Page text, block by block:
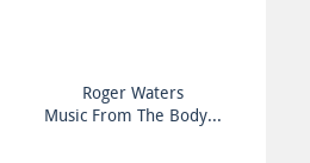
Roger Waters
Music From The Body...